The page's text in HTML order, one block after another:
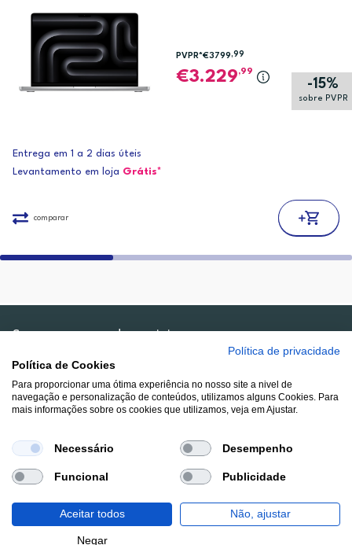
-15%
sobre PVPR
PVPR*€3799,99
3.229,99
Entrega em 1 a 2 dias úteis
Levantamento em loja Grátis*
comparar
Segue-nos nas redes sociais
Institucional
Política de privacidade
Política de Cookies
Para proporcionar uma ótima experiência no nosso site a nivel de
navegação e personalização de conteúdos, utilizamos alguns Cookies. Para
mais informações sobre os cookies que utilizamos, veja em Ajustar.
Necessário Desempenho
Funcional Publicidade
Aceitar todos Não, ajustar
Negar